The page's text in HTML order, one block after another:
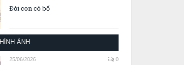
Đời con có bố
HÌNH ẢNH
25/06/2026 0